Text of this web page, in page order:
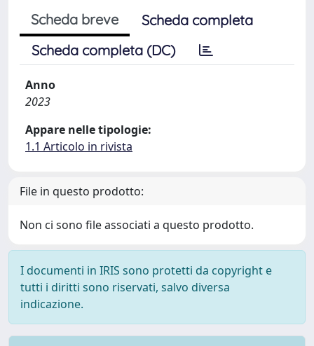
Scheda breve
Scheda completa
Scheda completa (DC)
Anno
2023
Appare nelle tipologie:
1.1 Articolo in rivista
File in questo prodotto:
Non ci sono file associati a questo prodotto.
I documenti in IRIS sono protetti da copyright e
tutti i diritti sono riservati, salvo diversa
indicazione.